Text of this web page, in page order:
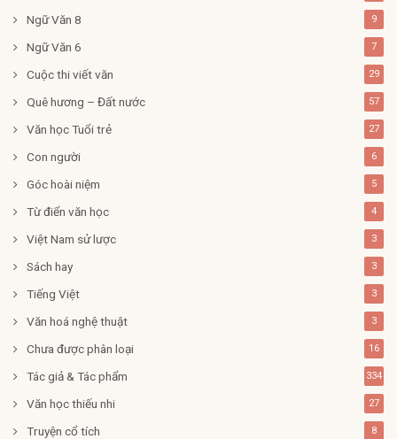
Ngữ Văn 8 9
Ngữ Văn 6 7
Cuộc thi viết văn 29
Quê hương – Đất nước 57
Văn học Tuổi trẻ 27
Con người 6
Góc hoài niệm 5
Từ điển văn học 4
Việt Nam sử lược 3
Sách hay 3
Tiếng Việt 3
Văn hoá nghệ thuật 3
Chưa được phân loại 16
Tác giả & Tác phẩm 334
Văn học thiếu nhi 27
Truyện cổ tích 8